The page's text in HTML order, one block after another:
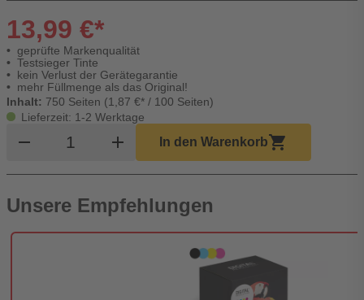
13,99 €*
geprüfte Markenqualität
Testsieger Tinte
kein Verlust der Gerätegarantie
mehr Füllmenge als das Original!
Inhalt: 750 Seiten (1,87 €* / 100 Seiten)
Lieferzeit: 1-2 Werktage
remove Produkt Warenkorb Menge
add In den Warenkorbshopping_cart
Unsere Empfehlungen